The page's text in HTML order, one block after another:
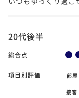
20代後半
総合点
項目別評価 部屋
接客